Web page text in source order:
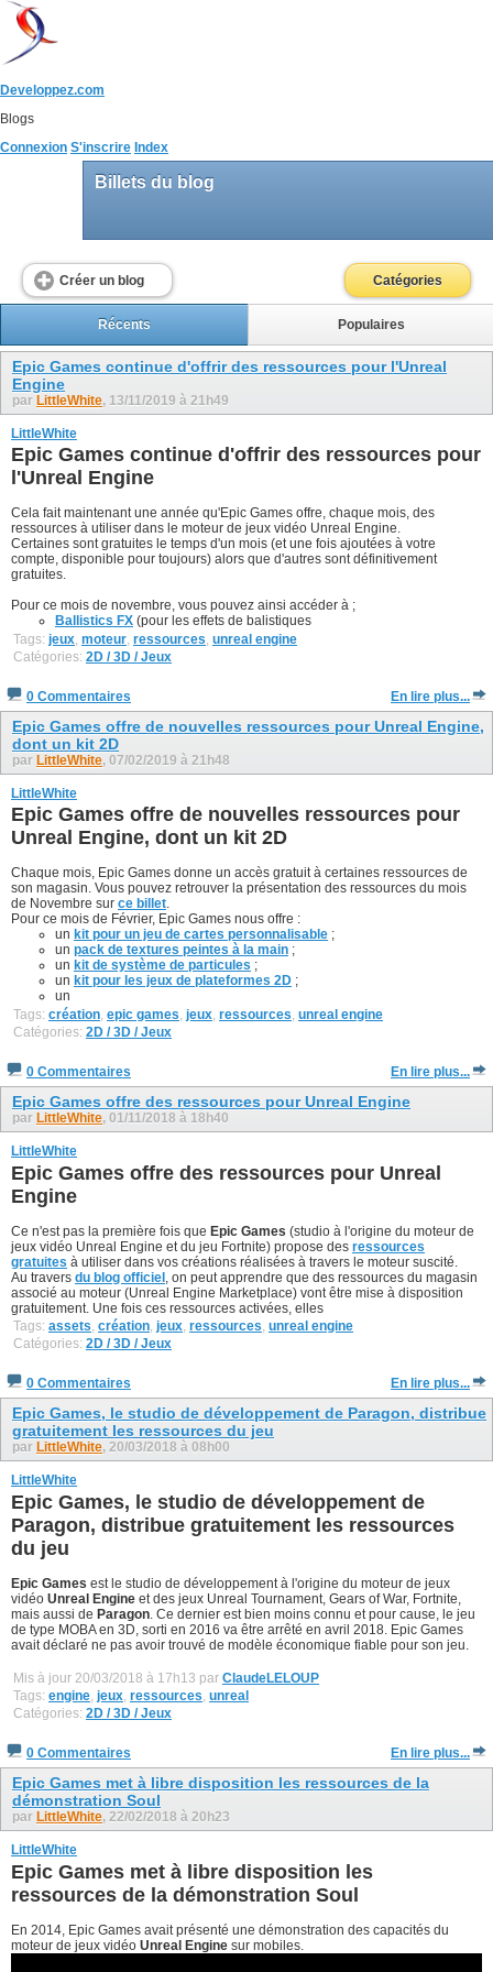
Developpez.com
Blogs
Connexion S'inscrire Index
Billets du blog
Créer un blog Catégories
Récents Populaires
Epic Games continue d'offrir des ressources pour l'Unreal
Engine
par LittleWhite, 13/11/2019 à 21h49
LittleWhite
Epic Games continue d'offrir des ressources pour
l'Unreal Engine
Cela fait maintenant une année qu'Epic Games offre, chaque mois, des
ressources à utiliser dans le moteur de jeux vidéo Unreal Engine.
Certaines sont gratuites le temps d'un mois (et une fois ajoutées à votre
compte, disponible pour toujours) alors que d'autres sont définitivement
gratuites.
Pour ce mois de novembre, vous pouvez ainsi accéder à ;
Ballistics FX (pour les effets de balistiques
Tags: jeux moteur ressources unreal engine
Catégories: 2D / 3D / Jeux
0 Commentaires En lire plus...
Epic Games offre de nouvelles ressources pour Unreal Engine,
dont un kit 2D
par LittleWhite, 07/02/2019 à 21h48
LittleWhite
Epic Games offre de nouvelles ressources pour
Unreal Engine, dont un kit 2D
Chaque mois, Epic Games donne un accès gratuit à certaines ressources de
son magasin. Vous pouvez retrouver la présentation des ressources du mois
de Novembre sur ce billet.
Pour ce mois de Février, Epic Games nous offre :
un kit pour un jeu de cartes personnalisable ;
un pack de textures peintes à la main ;
un kit de système de particules ;
un kit pour les jeux de plateformes 2D ;
un
Tags: création epic games jeux ressources unreal engine
Catégories: 2D / 3D / Jeux
0 Commentaires En lire plus...
Epic Games offre des ressources pour Unreal Engine
par LittleWhite, 01/11/2018 à 18h40
LittleWhite
Epic Games offre des ressources pour Unreal
Engine
Ce n'est pas la première fois que Epic Games (studio à l'origine du moteur de
jeux vidéo Unreal Engine et du jeu Fortnite) propose des ressources
gratuites à utiliser dans vos créations réalisées à travers le moteur suscité.
Au travers du blog officiel , on peut apprendre que des ressources du magasin
associé au moteur (Unreal Engine Marketplace) vont être mise à disposition
gratuitement. Une fois ces ressources activées, elles
Tags: assets, création, jeux, ressources, unreal engine
Catégories: 2D / 3D / Jeux
0 Commentaires En lire plus...
Epic Games, le studio de développement de Paragon, distribue
gratuitement les ressources du jeu
par LittleWhite, 20/03/2018 à 08h00
LittleWhite
Epic Games, le studio de développement de
Paragon, distribue gratuitement les ressources
du jeu
Epic Games est le studio de développement à l'origine du moteur de jeux
vidéo Unreal Engine et des jeux Unreal Tournament, Gears of War, Fortnite,
mais aussi de Paragon . Ce dernier est bien moins connu et pour cause, le jeu
de type MOBA en 3D, sorti en 2016 va être arrêté en avril 2018. Epic Games
avait déclaré ne pas avoir trouvé de modèle économique fiable pour son jeu.
Mis à jour 20/03/2018 à 17h13 par ClaudeLELOUP
Tags: engine, jeux, ressources, unreal
Catégories: 2D / 3D / Jeux
0 Commentaires En lire plus...
Epic Games met à libre disposition les ressources de la
démonstration Soul
par LittleWhite, 22/02/2018 à 20h23
LittleWhite
Epic Games met à libre disposition les
ressources de la démonstration Soul
En 2014, Epic Games avait présenté une démonstration des capacités du
moteur de jeux vidéo Unreal Engine sur mobiles.